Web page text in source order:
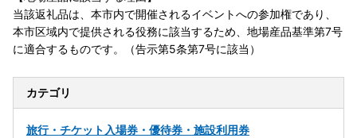
当該返礼品は、本市内で開催されるイベントへの参加権であり、
本市区域内で提供される役務に該当するため、地場産品基準第7号
に適合するものです。（告示第5条第7号に該当）
カテゴリ
旅行・チケット 入場券・優待券・施設利用券